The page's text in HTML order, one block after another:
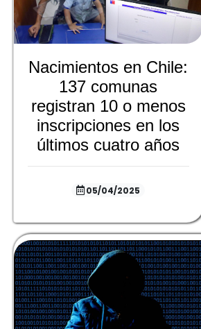
Nacimientos en Chile:
137 comunas
registran 10 o menos
inscripciones en los
últimos cuatro años
05/04/2025